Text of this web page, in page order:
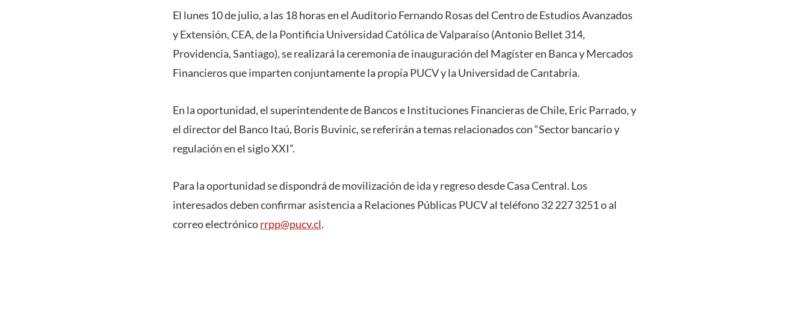
El lunes 10 de julio, a las 18 horas en el Auditorio Fernando Rosas del Centro de Estudios Avanzados
y Extensión, CEA, de la Pontificia Universidad Católica de Valparaíso (Antonio Bellet 314,
Providencia, Santiago), se realizará la ceremonia de inauguración del Magíster en Banca y Mercados
Financieros que imparten conjuntamente la propia PUCV y la Universidad de Cantabria.
En la oportunidad, el superintendente de Bancos e Instituciones Financieras de Chile, Eric Parrado, y
el director del Banco Itaú, Boris Buvinic, se referirán a temas relacionados con “Sector bancario y
regulación en el siglo XXI”.
Para la oportunidad se dispondrá de movilización de ida y regreso desde Casa Central. Los
interesados deben confirmar asistencia a Relaciones Públicas PUCV al teléfono 32 227 3251 o al
correo electrónicorrpp@pucv.cl.